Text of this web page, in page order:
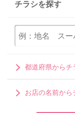
チラシを探す
都道府県からチ
お店の名前から